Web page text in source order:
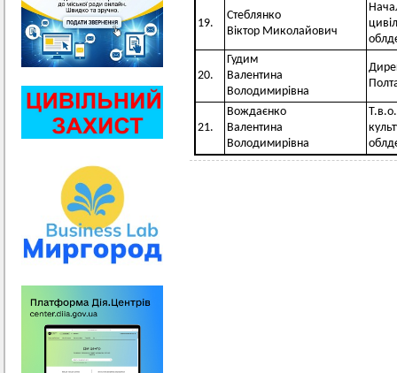
19.
Стеблянко
Віктор Миколайович
20.
Гудим
Валентина
Володимирівна
21.
Вождаєнко
Валентина
Володимирівна